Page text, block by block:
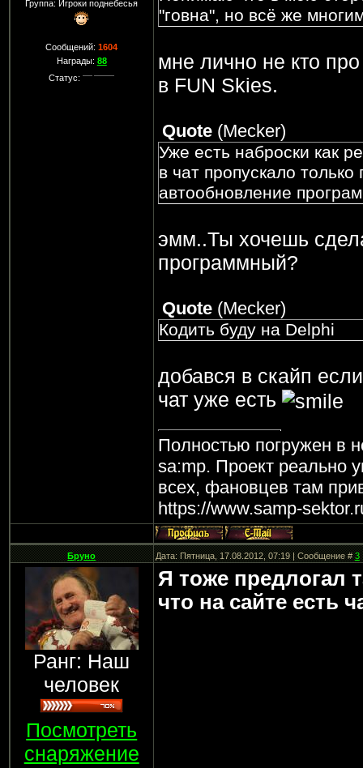
Группа: Игроки поднебесья
Сообщений:1604
Награды: 88
Статус:
"говна", но всё же
мне лично не кто
в FUN Skies.
Quote(Mecker)
Уже есть наброски как
в чат пропускало
автообновление
эмм..Ты хочешь
программный?
Quote(Mecker)
Кодить буду на Delphi
добався в скайп
чат уже есть
Полностью погружен в
sa:mp. Проект реально
всех, фановцев там
https://www.samp-
Бруно Дата: Пятница, 17.08.2012, 07:19 | Сообщение #3
Ранг: Наш
человек
Посмотреть
снаряжение
Я тоже предлогал
что на сайте есть